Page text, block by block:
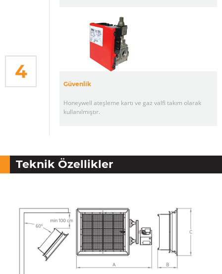
4
Güvenlik
Honeywell ateşleme kartı ve gaz valfi takım olarak
kullanılmıştır.
Teknik Özellikler